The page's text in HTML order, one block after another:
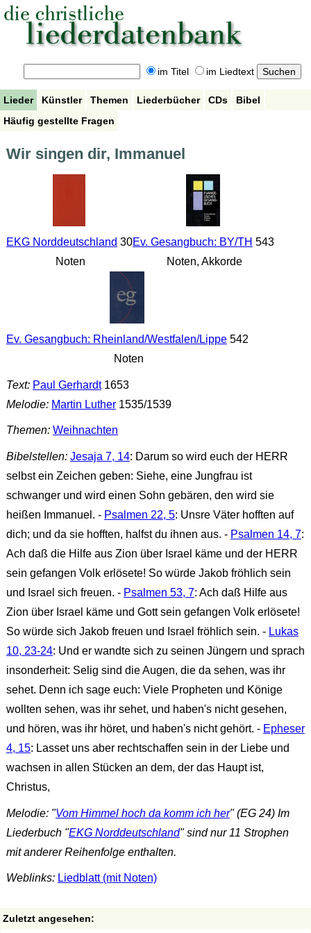
im Titel im Liedtext
Lieder Künstler Themen Liederbücher CDs
Bibel
Häufig gestellte Fragen
Wir singen dir, Immanuel
EKG Norddeutschland 30
Noten
Ev. Gesangbuch: BY/TH 543
Noten, Akkorde
Ev. Gesangbuch: Rheinland/Westfalen/Lippe542
Noten
Text: Paul Gerhardt1653
Melodie: Martin Luther1535/1539
Themen: Weihnachten
Bibelstellen: Jesaja 7, 14: Darum so wird euch der HERR
selbst ein Zeichen geben: Siehe, eine Jungfrau ist
schwanger und wird einen Sohn gebären, den wird sie
heißen Immanuel. - Psalmen 22, 5: Unsre Väter hofften auf
dich; und da sie hofften, halfst du ihnen aus. - Psalmen 14, 7:
Ach daß die Hilfe aus Zion über Israel käme und der HERR
sein gefangen Volk erlösete! So würde Jakob fröhlich sein
und Israel sich freuen. - Psalmen 53, 7: Ach daß Hilfe aus
Zion über Israel käme und Gott sein gefangen Volk erlösete!
So würde sich Jakob freuen und Israel fröhlich sein. - Lukas
10, 23-24: Und er wandte sich zu seinen Jüngern und sprach
insonderheit: Selig sind die Augen, die da sehen, was ihr
sehet. Denn ich sage euch: Viele Propheten und Könige
wollten sehen, was ihr sehet, und haben's nicht gesehen,
und hören, was ihr höret, und haben's nicht gehört. - Epheser
4, 15: Lasset uns aber rechtschaffen sein in der Liebe und
wachsen in allen Stücken an dem, der das Haupt ist,
Christus,
Melodie: "Vom Himmel hoch da komm ich her" (EG 24) Im
Liederbuch "EKG Norddeutschland" sind nur 11 Strophen
mit anderer Reihenfolge enthalten.
Weblinks: Liedblatt (mit Noten)
Zuletzt angesehen: